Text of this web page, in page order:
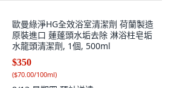
歐曼綠淨HG全效浴室清潔劑 荷蘭製造
原裝進口 蓮蓬頭水垢去除 淋浴柱皂垢
水龍頭清潔劑, 1個, 500ml
$350
($70.00/100ml)